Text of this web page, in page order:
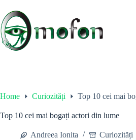
content
Home Curiozități Top 10 cei mai
Top 10 cei mai bogați actori din lume
Andreea Ionita Curiozități